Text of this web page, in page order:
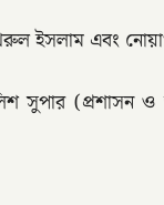
ইসলাম এবং
(প্রশাসন ও